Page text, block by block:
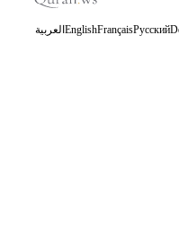
العربيةEnglishFrançaisРусский